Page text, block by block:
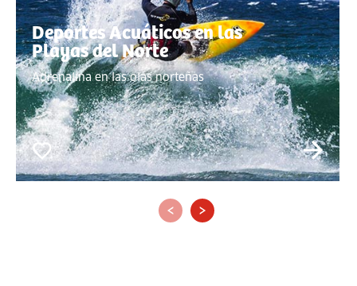
Deportes Acuáticos en las
Playas del Norte
Adrenalina en las olas norteñas
‹ ›